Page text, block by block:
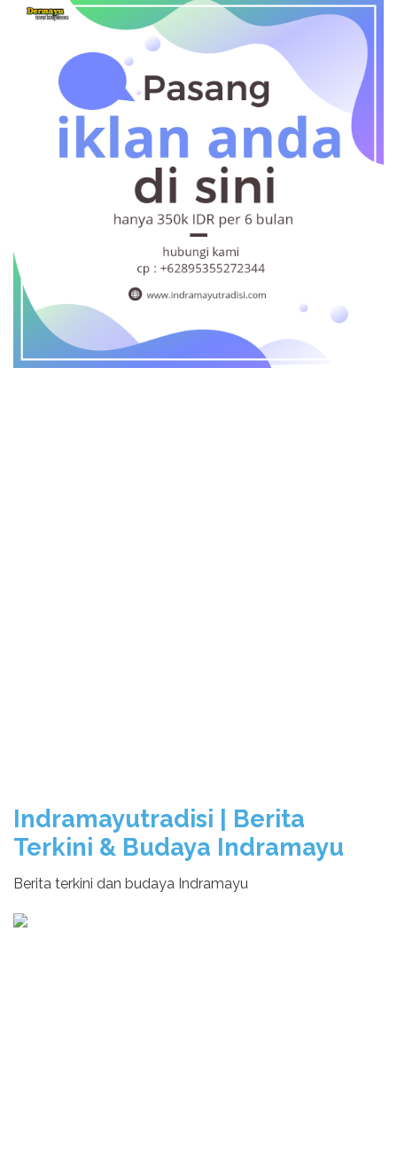
Indramayutradisi | Berita
Terkini & Budaya Indramayu
Berita terkini dan budaya Indramayu